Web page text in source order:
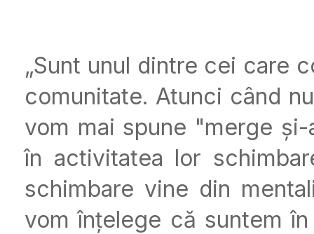
„Sunt unul dintre cei care
comunitate. Atunci când
vom mai spune "merge
în activitatea lor
schimbare vine din
vom înțelege că suntem